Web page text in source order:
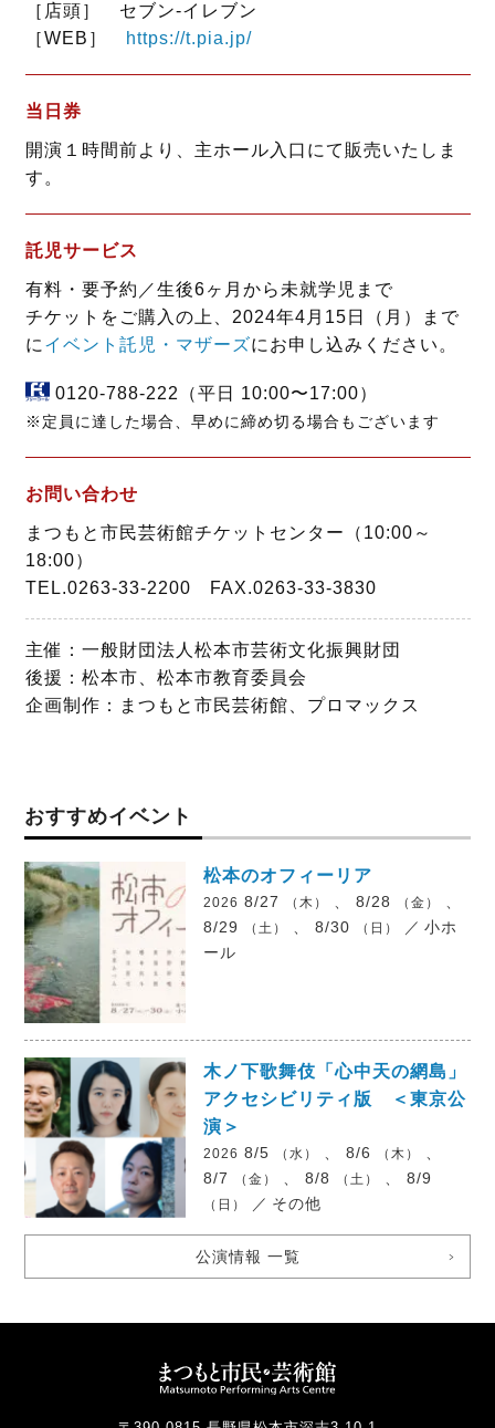
［店頭］ セブン‐イレブン
［WEB］
https://t.pia.jp/
当日券
開演１時間前より、主ホール入口にて販売いたしま
す。
託児サービス
有料・要予約／生後6ヶ月から未就学児まで
チケットをご購入の上、2024年4月15日（月）まで
にイベント託児・マザーズにお申し込みください。
0120-788-222 （平日 10:00〜17:00）
※定員に達した場合、早めに締め切る場合もございます
お問い合わせ
まつもと市民芸術館チケットセンター（10:00～
18:00）
TEL.0263-33-2200 FAX.0263-33-3830
主催：一般財団法人松本市芸術文化振興財団
後援：松本市、松本市教育委員会
企画制作：まつもと市民芸術館、プロマックス
おすすめイベント
松本のオフィーリア
2026 8/27 （木） 、 8/28 （金）
、
8/29
（土） 、 8/30 （日） ／ 小ホ
ール
木ノ下歌舞伎「心中天の網島」
アクセシビリティ版 ＜東京公
演＞
2026 8/5 （水） 、 8/6 （木）
8/7
（金） 、 8/8 （土） 、 8/9
（日） ／ その他
公演情報 一覧